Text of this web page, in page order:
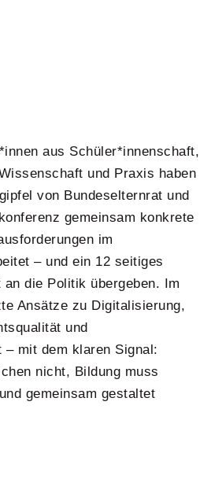
aus Schüler*innenschaft,
und Praxis haben
von Bundeselternrat und
gemeinsam konkrete
im
– und ein 12 seitiges
die Politik übergeben. Im
Ansätze zu Digitalisierung,
und
– mit dem klaren Signal:
nicht, Bildung muss
gemeinsam gestaltet